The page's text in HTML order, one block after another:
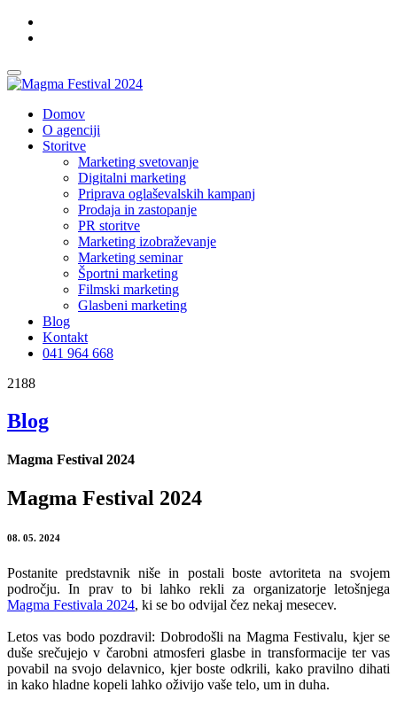
Domov
O agenciji
Storitve
Marketing svetovanje
Digitalni marketing
Priprava oglaševalskih kampanj
Prodaja in zastopanje
PR storitve
Marketing izobraževanje
Marketing seminar
Športni marketing
Filmski marketing
Glasbeni marketing
Blog
Kontakt
041 964 668
2188
Blog
Magma Festival 2024
Magma Festival 2024
08. 05. 2024
Postanite predstavnik niše in postali boste avtoriteta na svojem
področju. In prav to bi lahko rekli za organizatorje letošnjega
Magma Festivala 2024, ki se bo odvijal čez nekaj mesecev.
Letos vas bodo pozdravil: Dobrodošli na Magma Festivalu, kjer se
duše srečujejo v čarobni atmosferi glasbe in transformacije ter vas
povabil na svojo delavnico, kjer boste odkrili, kako pravilno dihati
in kako hladne kopeli lahko oživijo vaše telo, um in duha.